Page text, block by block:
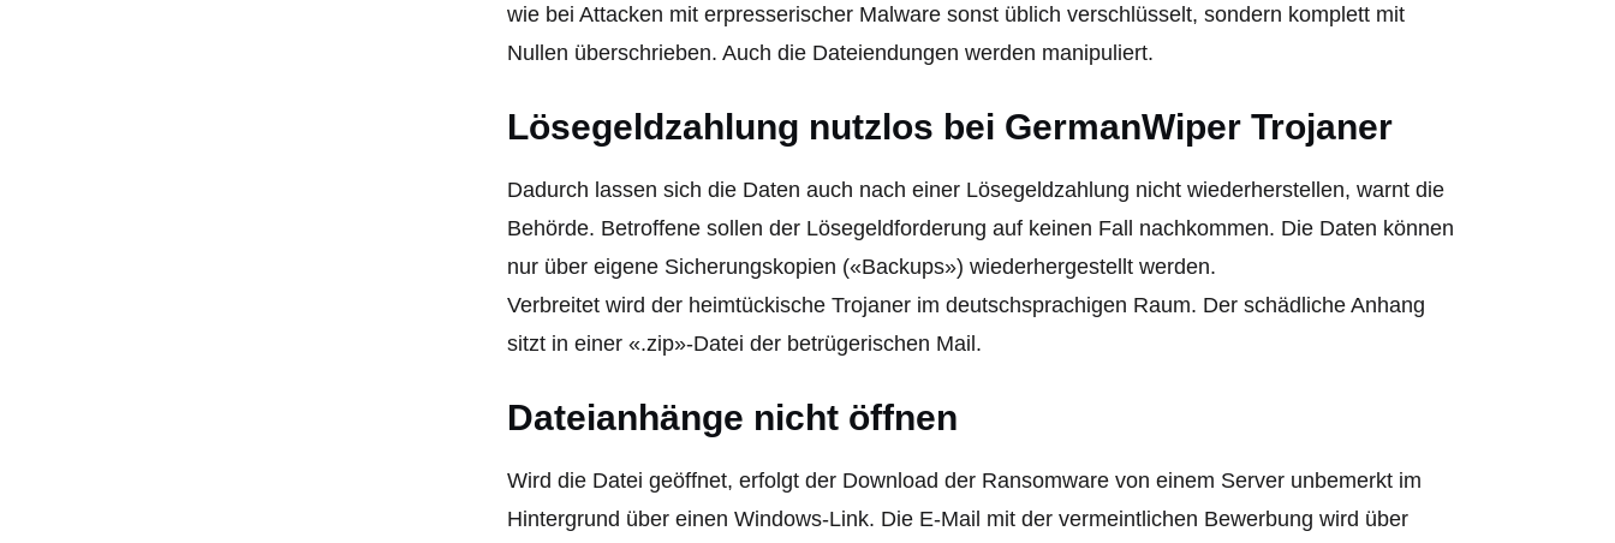
wie bei Attacken mit erpresserischer Malware sonst üblich verschlüsselt, sondern komplett mit
Nullen überschrieben. Auch die Dateiendungen werden manipuliert.
Lösegeldzahlung nutzlos bei GermanWiper Trojaner
Dadurch lassen sich die Daten auch nach einer Lösegeldzahlung nicht wiederherstellen, warnt die
Behörde. Betroffene sollen der Lösegeldforderung auf keinen Fall nachkommen. Die Daten können
nur über eigene Sicherungskopien («Backups») wiederhergestellt werden.
Verbreitet wird der heimtückische Trojaner im deutschsprachigen Raum. Der schädliche Anhang
sitzt in einer «.zip»-Datei der betrügerischen Mail.
Dateianhänge nicht öffnen
Wird die Datei geöffnet, erfolgt der Download der Ransomware von einem Server unbemerkt im
Hintergrund über einen Windows-Link. Die E-Mail mit der vermeintlichen Bewerbung wird über